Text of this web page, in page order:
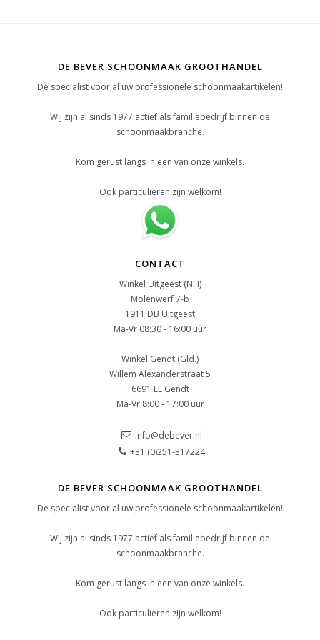
DE BEVER SCHOONMAAK GROOTHANDEL
De specialist voor al uw professionele schoonmaakartikelen!
Wij zijn al sinds 1977 actief als familiebedrijf binnen de
schoonmaakbranche.
Kom gerust langs in een van onze winkels.
Ook particulieren zijn welkom!
CONTACT
Winkel Uitgeest (NH)
Molenwerf 7-b
1911 DB Uitgeest
Ma-Vr 08:30 - 16:00 uur
Winkel Gendt (Gld.)
Willem Alexanderstraat 5
6691 EE Gendt
Ma-Vr 8:00 - 17:00 uur
info@debever.nl
+31 (0)251-317224
DE BEVER SCHOONMAAK GROOTHANDEL
De specialist voor al uw professionele schoonmaakartikelen!
Wij zijn al sinds 1977 actief als familiebedrijf binnen de
schoonmaakbranche.
Kom gerust langs in een van onze winkels.
Ook particulieren zijn welkom!